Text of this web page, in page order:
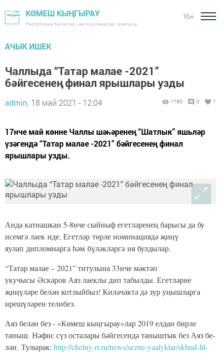
КӨМЕШ КЫҢГЫРАУ
Республика балалар һәм яшүсмерләр газетасы
16+
АЧЫК ИШЕК
Чаллыда “Татар малае -2021”
бәйгесенең финал ярышлары узды
admin, 18 май 2021 - 12:04 1180 0 1
17нче май көнне Чаллы шәһәренең “Шатлык” яшьләр
үзәгендә “Татар малае -2021” бәйгесенең финал
ярышлары узды.
Анда катнашкан 5-8нче сыйныф егетләренең барысы да бу
исемгә лаек иде. Егетләр төрле номинациядә җиңү
яулап дипломнарга һәм бүләкләргә ия булдылар.
“Татар малае – 2021” титулына 33нче мәктәп
укучысы Әскәров Аяз лаеклы дип табылды. Егетләрне
җиңүләре белән котлыйбыз! Киләчәктә дә зур уңышларга
ирешүләрен телибез.
Аяз белән без - «Көмеш кыңгырау»лар 2019 елдан бирле
таныш. Нә­фис сүз ос­та­ла­ры бәй­ге­сен­дә та­ныш­тык без Аяз бе­
лән. Тулырак: http://chelny-rt.ru/news/sezne-yaalyklar/skhnd-lil-